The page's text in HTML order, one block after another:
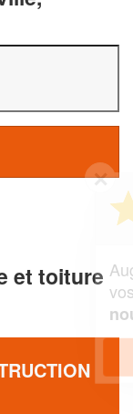
et toiture
d'affaires et
de